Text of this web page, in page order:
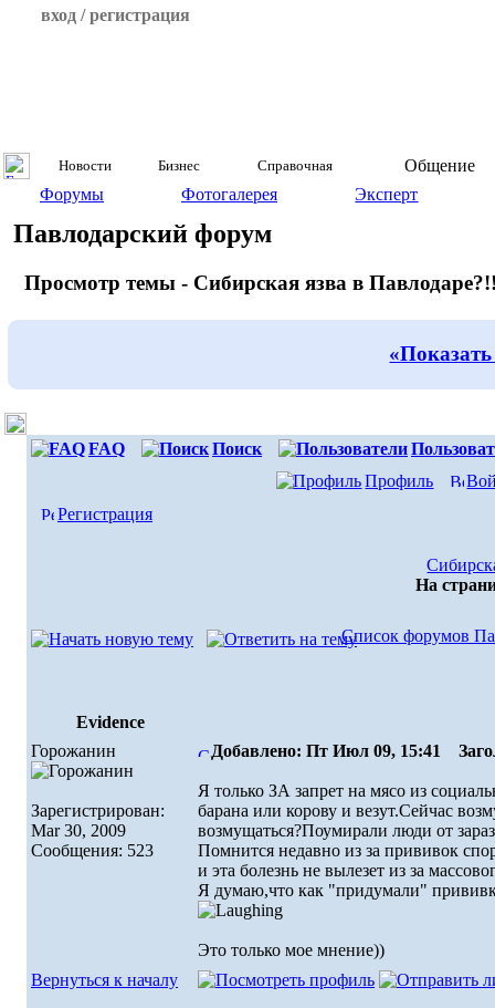
вход / регистрация
Новости Бизнес Справочная
Общение
Форумы
Фотогалерея Эксперт
Павлодарский форум
Просмотр темы - Сибирская язва в
FAQ Поиск
Профиль
Регистрация
На
Список форумов
Evidence
Горожанин
Зарегистрирован:
Mar 30, 2009
Сообщения: 523
Добавлено: Пт Июл 09, 15:41
Я только ЗА запрет на мясо из
барана или корову и везут.Сейчас
возмущаться?Поумирали люди от
Помнится недавно из за прививок
и эта болезнь не вылезет из за
Я думаю,что как "придумали"
Это только мое мнение))
Вернуться к началу